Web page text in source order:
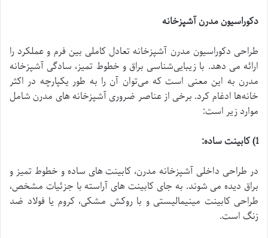
دکوراسیون مدرنآشپزخانه
طراحی دکوراسیون مدرن آشپزخانه تعادل کاملی بین فرم و عملکرد را
ارائه می دهد. با زیبایی‌شناسی براق و خطوط تمیز، سادگی آشپزخانه
مدرن به این معنی است که می‌توان آن را به طور یکپارچه در اکثر
خانه‌ها ادغام کرد. برخی از عناصر ضروری آشپزخانه های مدرن شامل
موارد زیر است:
1) کابینت ساده:
در طراحی داخلی آشپزخانه مدرن، کابینت های ساده و خطوط تمیز و
براق دیده می شوند. به جای کابینت های آراسته با جزئیات مشخص،
طراحی کابینت مینیمالیستی و با روکش مشکی، کروم یا فولاد ضد
زنگ است.